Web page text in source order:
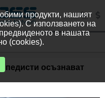
осъзнават
продукти, нашият
С използването на
в нашата
(cookies).